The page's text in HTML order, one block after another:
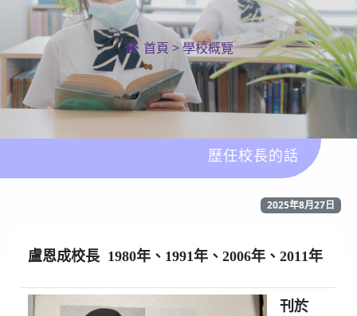
首頁 >學校概覽
歷任校長的話
2025年8月27日
盧恩成校長1980年、 1991年、 2006年、 2011年
刊於